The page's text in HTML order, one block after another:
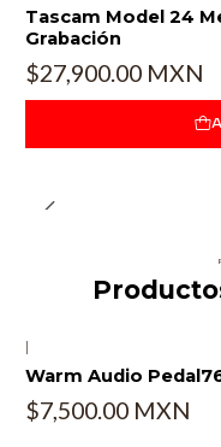
Tascam Model 24
Grabación
$27,900.00 MXN
Warm Audio
$7,500.00 MXN